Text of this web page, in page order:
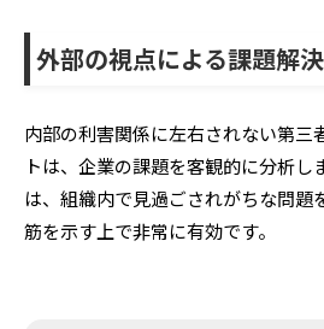
外部の視点による課題解決
内部の利害関係に左右されない第三
トは、企業の課題を客観的に分析し
は、組織内で見過ごされがちな問題
筋を示す上で非常に有効です。